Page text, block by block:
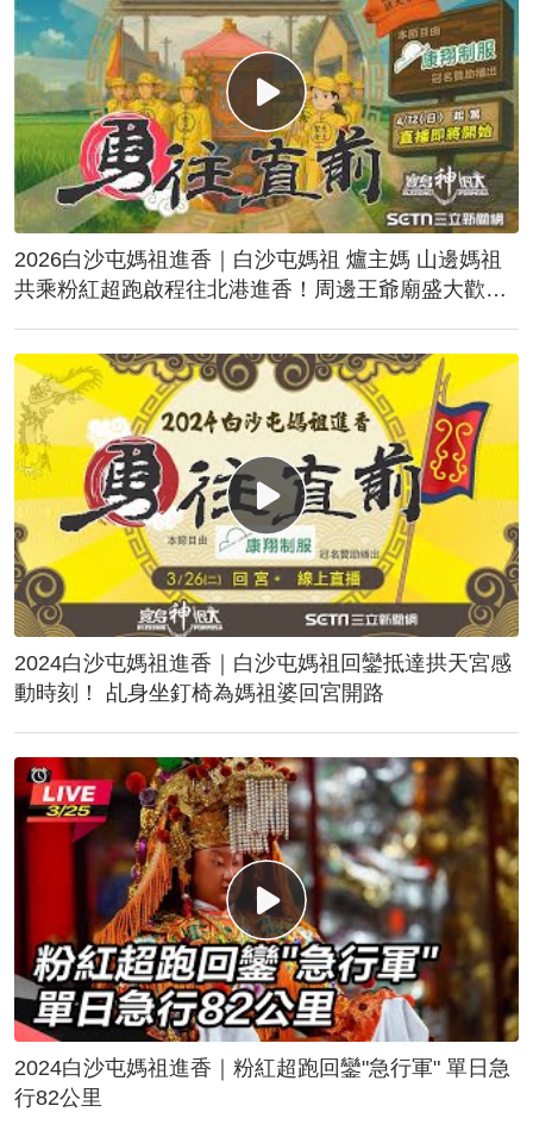
2026白沙屯媽祖進香｜白沙屯媽祖 爐主媽 山邊媽祖
共乘粉紅超跑啟程往北港進香！周邊王爺廟盛大歡
2024白沙屯媽祖進香｜白沙屯媽祖回鑾抵達拱天宮感
動時刻！ 乩身坐釘椅為媽祖婆回宮開路
2024白沙屯媽祖進香｜粉紅超跑回鑾"急行軍" 單日急
行82公里